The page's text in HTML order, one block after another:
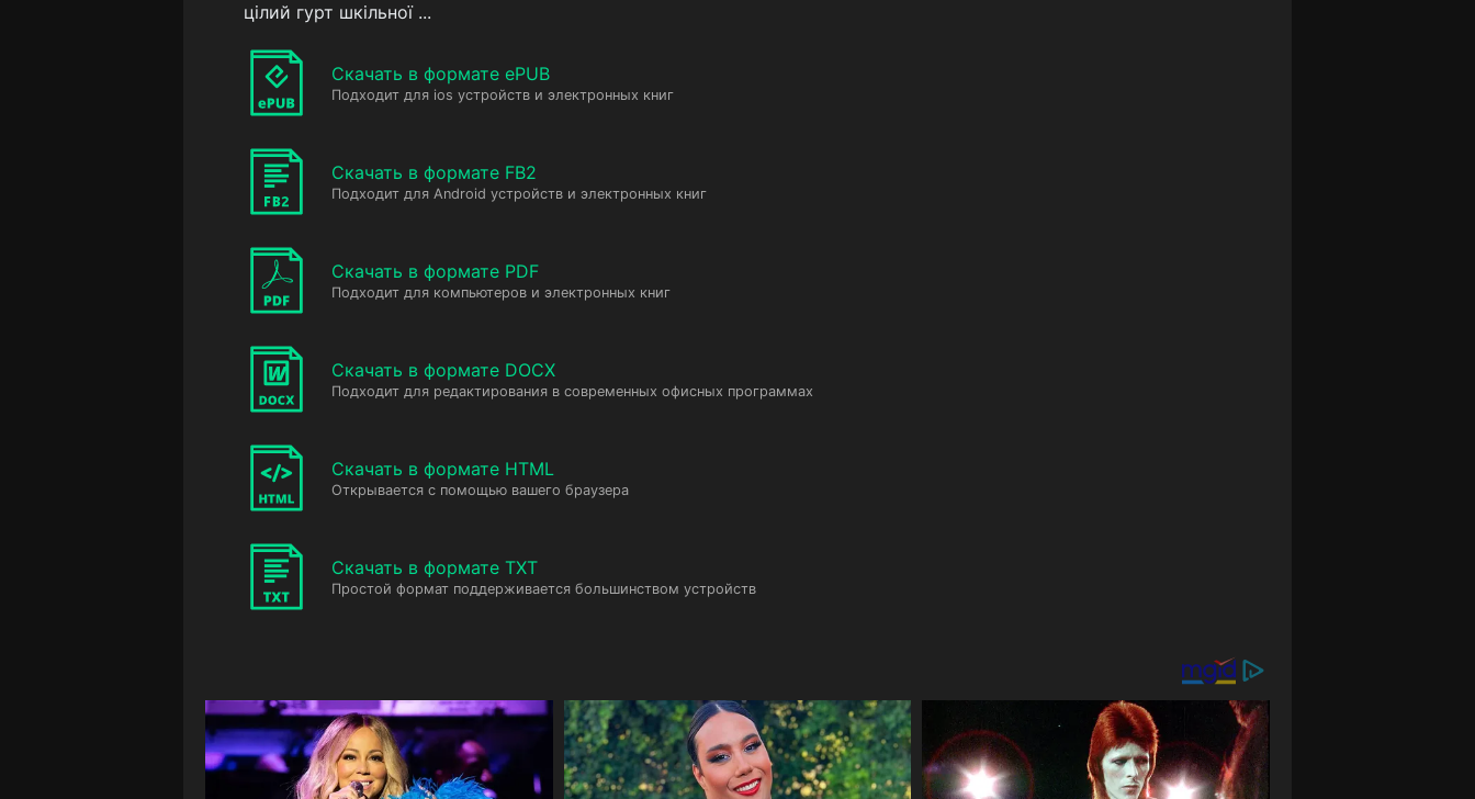
цілий гурт шкільної ...
Скачать в формате ePUB
Подходит для ios устройств и электронных книг
Скачать в формате FB2
Подходит для Android устройств и электронных книг
Скачать в формате PDF
Подходит для компьютеров и электронных книг
Скачать в формате DOCX
Подходит для редактирования в современных офисных программах
Скачать в формате HTML
Открывается с помощью вашего браузера
Скачать в формате TXT
Простой формат поддерживается большинством устройств